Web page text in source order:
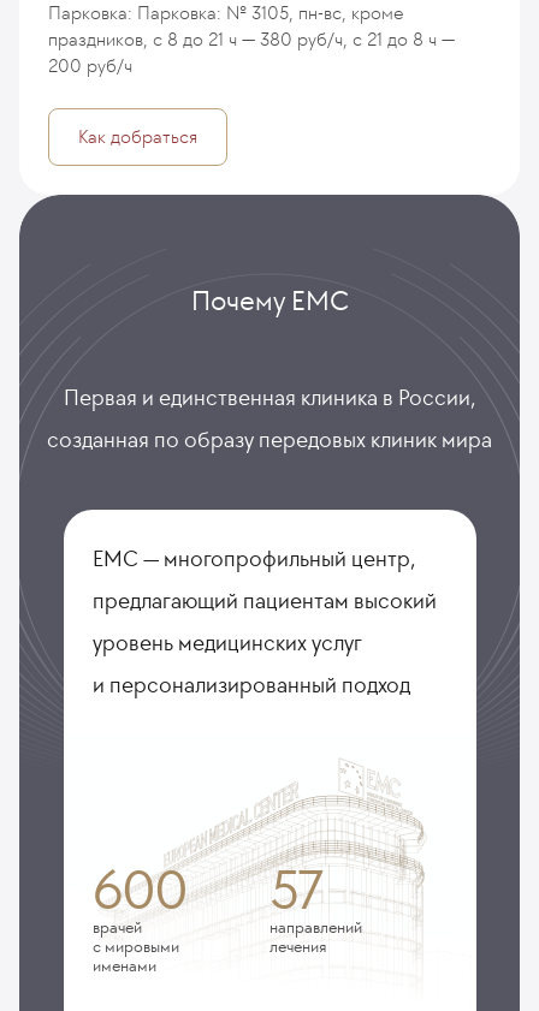
Парковка: Парковка: № 3105, пн-вс, кроме
праздников, с 8 до 21 ч — 380 руб/ч, с 21 до 8 ч —
200 руб/ч
Как добраться
Почему ЕМС
Первая и единственная клиника в России,
созданная по образу передовых клиник мира
ЕМС — многопрофильный центр,
предлагающий пациентам высокий
уровень медицинских услуг
и персонализированный подход
600
врачей
с мировыми
именами
57
направлений
лечения